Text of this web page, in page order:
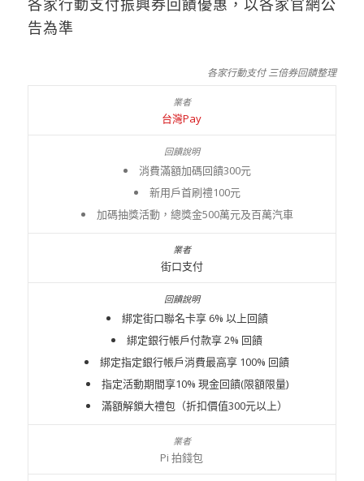
告為準
各家行動支付 三倍券回饋整理
台灣Pay
消費滿額加碼回饋300元
新用戶首刷禮100元
加碼抽獎活動，總獎金500萬元及百萬汽車
街口支付
綁定街口聯名卡享 6% 以上回饋
綁定銀行帳戶付款享 2% 回饋
綁定指定銀行帳戶消費最高享 100% 回饋
指定活動期間享10% 現金回饋(限額限量)
滿額解鎖大禮包（折扣價值300元以上）
Pi 拍錢包